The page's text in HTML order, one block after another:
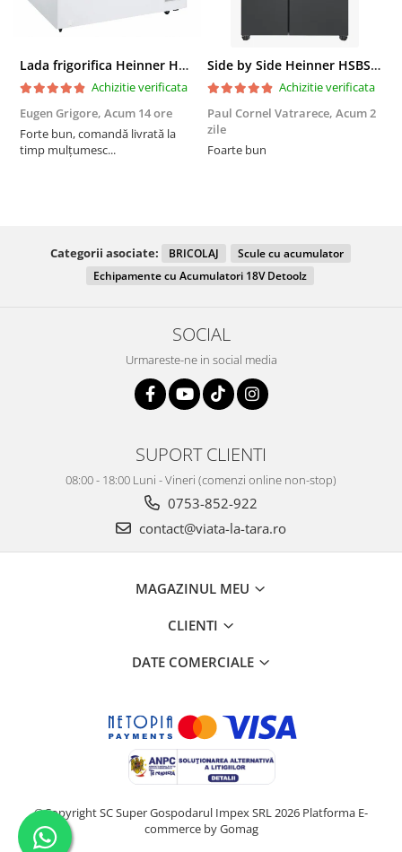
Lada frigorifica Heinner HCF-287CNHE++, 287 l, Clasa E, Compresor inverter, Iluminare LED, Functionalitate frigider, Alb
Achizitie verificata
Eugen Grigore, Acum 14 ore
Forte bun, comandă livrată la
timp mulțumesc...
Side by Side Heinner HSBS-HM439NFINVDGWDE++, Total No Frost, Compresor Inverter, Dozator Apa, Display Touch LED, 439 L, Clasa E, Gri Antracit Texturat
Achizitie verificata
Paul Cornel Vatrarece, Acum 2
zile
Foarte bun
Categorii asociate: BRICOLAJ
Scule cu acumulator
Echipamente cu Acumulatori 18V Detoolz
SOCIAL
Urmareste-ne in social media
SUPORT CLIENTI
08:00 - 18:00 Luni - Vineri (comenzi online non-stop)
0753-852-922
contact@viata-la-tara.ro
MAGAZINUL MEU
CLIENTI
DATE COMERCIALE
©Copyright SC Super Gospodarul Impex SRL 2026 Platforma E-
commerce by Gomag